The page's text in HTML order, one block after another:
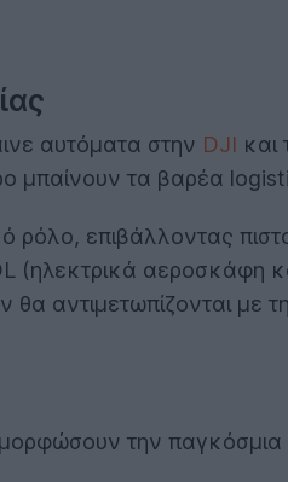
αυτόματα στην DJI και
μπαίνουν τα βαρέα
επιβάλλοντας
αεροσκάφη
αντιμετωπίζονται με
την